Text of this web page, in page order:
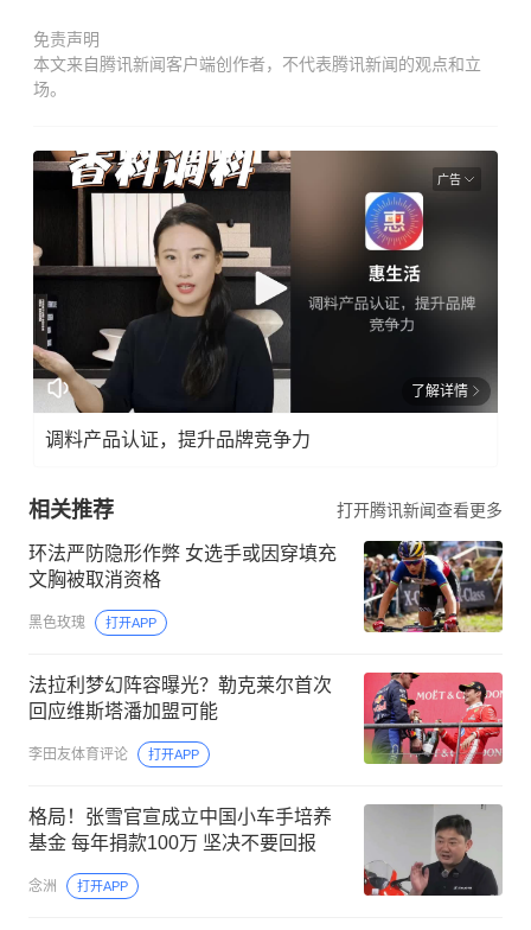
免责声明
本文来自腾讯新闻客户端创作者，不代表腾讯新闻的观点和立
场。
广告
了解详情
调料产品认证，提升品牌竞争力
相关推荐 打开腾讯新闻查看更多
环法严防隐形作弊 女选手或因穿填充
文胸被取消资格
黑色玫瑰 打开APP
法拉利梦幻阵容曝光？勒克莱尔首次
回应维斯塔潘加盟可能
李田友体育评论 打开APP
格局！张雪官宣成立中国小车手培养
基金 每年捐款100万 坚决不要回报
念洲 打开APP